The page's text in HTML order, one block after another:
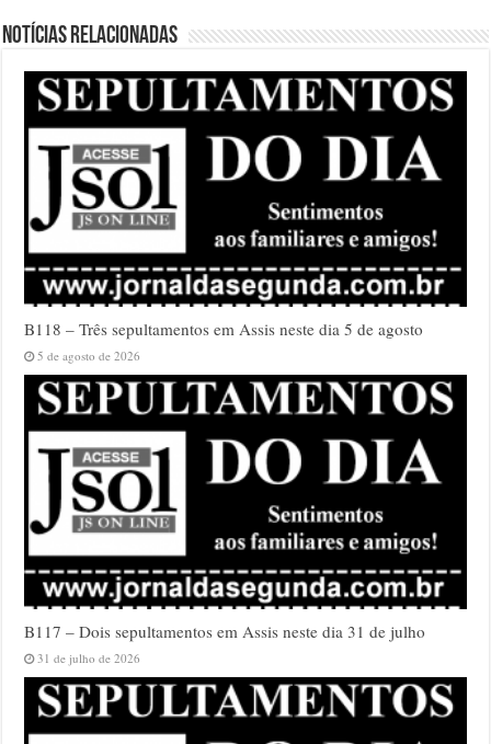
Notícias relacionadas
B118 – Três sepultamentos em Assis neste dia 5 de agosto
5 de agosto de 2026
B117 – Dois sepultamentos em Assis neste dia 31 de julho
31 de julho de 2026